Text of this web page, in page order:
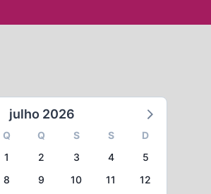
julho 2026
Q Q S S
D
1
2 3 4
5
8 9 10 11
12